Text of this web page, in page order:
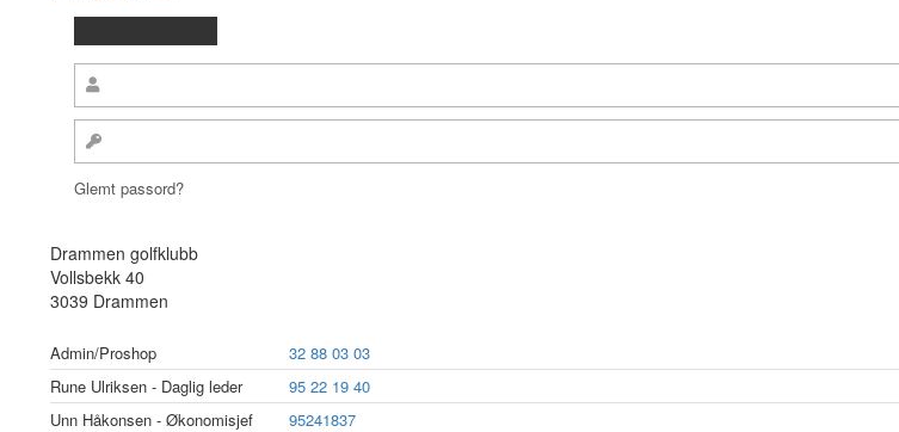
Glemt passord?
Drammen golfklubb
Vollsbekk 40
3039 Drammen
Admin/Proshop
32 88 03 03
Rune Ulriksen - Daglig leder
95 22 19 40
Unn Håkonsen - Økonomisjef
95241837